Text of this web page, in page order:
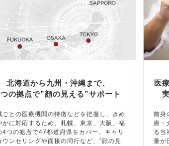
北海道から九州・沖縄まで、
の拠点で”顔の見える”サポート
ごとの医療機関の特徴などを把握し、きめ
かに対応するため、札幌、東京、大阪、福
4つの拠点で47都道府県をカバー。キャリ
ウンセリングや面接の同行など、”顔の見
医
前身
療・
る当
量が